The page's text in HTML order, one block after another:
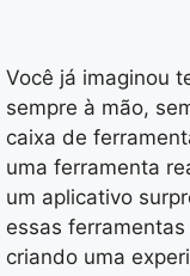
Você já imaginou
sempre à mão,
caixa de
uma ferramenta
um aplicativo
essas
criando uma